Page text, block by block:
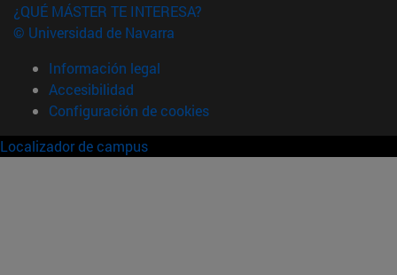
¿QUÉ MÁSTER TE INTERESA?
© Universidad de Navarra
Información legal
Accesibilidad
Configuración de cookies
Localizador de campus